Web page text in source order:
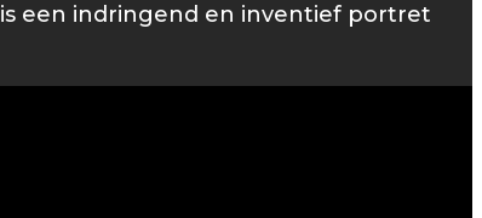
is een indringend en inventief portret